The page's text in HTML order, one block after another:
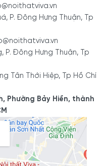
P. Đông Hưng Thuận, Tp
P. Đông Hưng Thuận, Tp
Tân Thới Hiệp, Tp Hồ Chí
Phường Bảy Hiền, thành